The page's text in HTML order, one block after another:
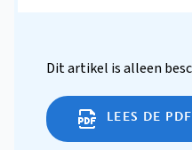
Dit artikel is alleen
LEES DE PDF